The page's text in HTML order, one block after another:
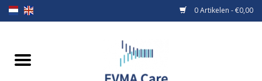
0 Artikelen - €0,00
Home